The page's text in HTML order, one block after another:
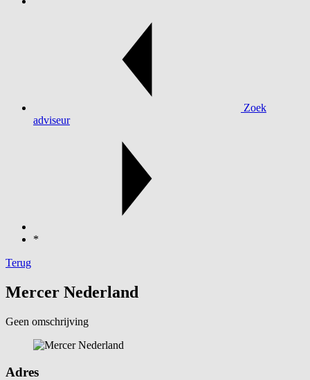
Zoek
adviseur
*
Terug
Mercer Nederland
Geen omschrijving
Adres